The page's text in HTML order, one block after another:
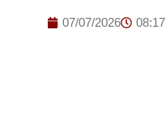
07/07/2026 08:17